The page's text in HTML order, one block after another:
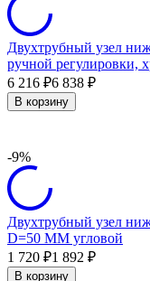
Двухтрубный узел
ручной регулировки,
6 216 ₽6 838 ₽
В корзину
-9%
Двухтрубный узел
D=50 MM угловой
1 720 ₽1 892 ₽
В корзину